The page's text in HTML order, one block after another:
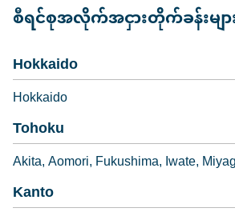
စီရင်စုအလိုက်အငှားတိုက်ခန်းမျာ
Hokkaido
Hokkaido
Tohoku
Akita Aomori Fukushima Iwate
Kanto